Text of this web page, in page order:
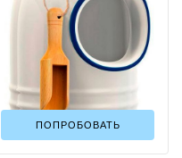
ПОПРОБОВАТЬ